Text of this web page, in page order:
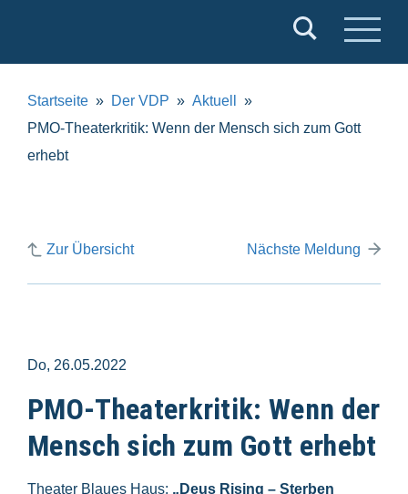
e.V.
Startseite Der VDP
Aktuell
PMO-Theaterkritik: Wenn der Mensch sich zum Gott
erhebt
Zur Übersicht Nächste Meldung
Do, 26.05.2022
PMO-Theaterkritik: Wenn der
Mensch sich zum Gott erhebt
Theater Blaues Haus: „Deus Rising – Sterben